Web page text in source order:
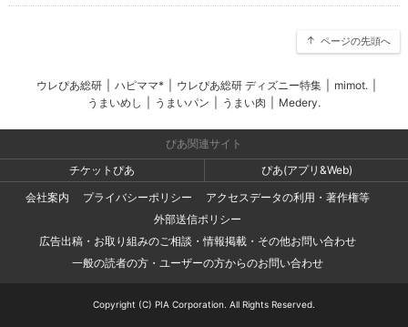
ページの先頭へ
ウレぴあ総研 ハピママ* ウレぴあ総研 ディズニー特集 mimot.
うまいめし
うまいパン うまい肉 Medery.
ぴあ関連サイト
チケットぴあ
ぴあ(アプリ&Web)
会社案内
プライバシーポリシー
アクセスデータの利用・著作権等
外部送信ポリシー
広告出稿・お取り組みのご相談・情報掲載・その他お問い合わせ
一般の読者の方・ユーザーの方からのお問い合わせ
Copyright (C) PIA Corporation. All Rights Reserved.